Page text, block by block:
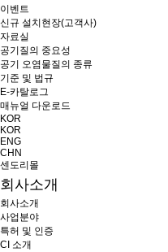
이벤트
신규 설치현장(고객사)
자료실
공기질의 중요성
공기 오염물질의 종류
기준 및 법규
E-카탈로그
매뉴얼 다운로드
KOR
KOR
ENG
CHN
센도리몰
회사소개
회사소개
사업분야
특허 및 인증
CI 소개